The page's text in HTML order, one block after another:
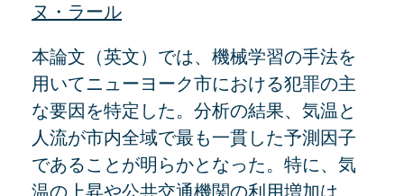
ヌ・ラール
本論文（英文）では、機械学習の手法を
用いてニューヨーク市における犯罪の主
な要因を特定した。分析の結果、気温と
人流が市内全域で最も一貫した予測因子
であることが明らかとなった。特に、気
温の上昇や公共交通機関の利用増加は、